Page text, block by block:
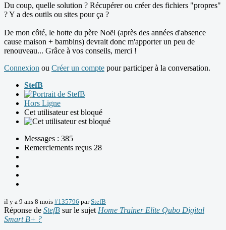
Du coup, quelle solution ? Récupérer ou créer des fichiers "propres"
? Y a des outils ou sites pour ça ?
De mon côté, le hotte du père Noël (après des années d'absence
cause maison + bambins) devrait donc m'apporter un peu de
renouveau... Grâce à vos conseils, merci !
Connexion ou Créer un compte pour participer à la conversation.
StefB
Hors Ligne
Cet utilisateur est bloqué
Messages : 385
Remerciements reçus 28
il y a 9 ans 8 mois #135796 parStefB
Réponse de StefB sur le sujet Home Trainer Elite Qubo Digital
Smart B+ ?